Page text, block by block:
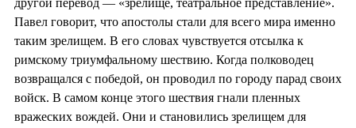
другой перевод — «зрелище, театральное представление».
Павел говорит, что апостолы стали для всего мира именно
таким зрелищем. В его словах чувствуется отсылка к
римскому триумфальному шествию. Когда полководец
возвращался с победой, он проводил по городу парад своих
войск. В самом конце этого шествия гнали пленных
вражеских вождей. Они и становились зрелищем для